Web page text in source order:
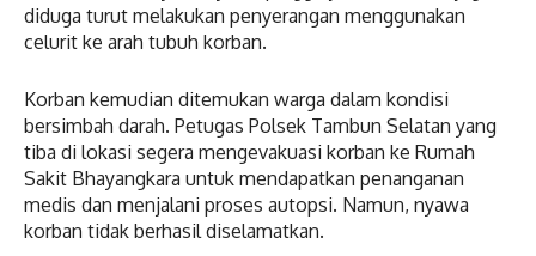
diduga turut melakukan penyerangan menggunakan
celurit ke arah tubuh korban.
Korban kemudian ditemukan warga dalam kondisi
bersimbah darah. Petugas Polsek Tambun Selatan yang
tiba di lokasi segera mengevakuasi korban ke Rumah
Sakit Bhayangkara untuk mendapatkan penanganan
medis dan menjalani proses autopsi. Namun, nyawa
korban tidak berhasil diselamatkan.